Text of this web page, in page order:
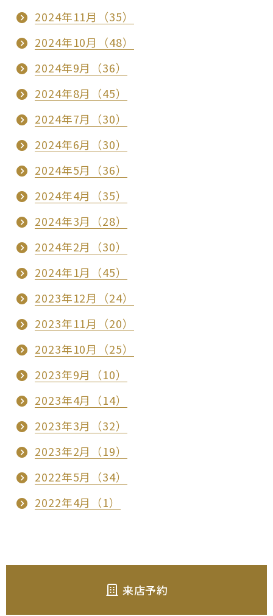
2024年11月（35）
2024年10月（48）
2024年9月（36）
2024年8月（45）
2024年7月（30）
2024年6月（30）
2024年5月（36）
2024年4月（35）
2024年3月（28）
2024年2月（30）
2024年1月（45）
2023年12月（24）
2023年11月（20）
2023年10月（25）
2023年9月（10）
2023年4月（14）
2023年3月（32）
2023年2月（19）
2022年5月（34）
2022年4月（1）
来店予約